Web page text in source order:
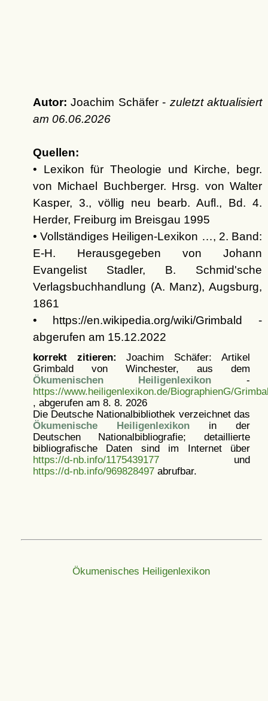
Autor: Joachim Schäfer - zuletzt aktualisiert
am 06.06.2026
Quellen:
• Lexikon für Theologie und Kirche, begr.
von Michael Buchberger. Hrsg. von Walter
Kasper, 3., völlig neu bearb. Aufl., Bd. 4.
Herder, Freiburg im Breisgau 1995
• Vollständiges Heiligen-Lexikon …, 2. Band:
E-H. Herausgegeben von Johann
Evangelist Stadler, B. Schmid'sche
Verlagsbuchhandlung (A. Manz), Augsburg,
1861
• https://en.wikipedia.org/wiki/Grimbald -
abgerufen am 15.12.2022
korrekt zitieren: Joachim Schäfer: Artikel
Grimbald von Winchester, aus dem
Ökumenischen Heiligenlexikon -
https://www.heiligenlexikon.de/BiographienG/
, abgerufen am 8. 8. 2026
Die Deutsche Nationalbibliothek verzeichnet das
Ökumenische Heiligenlexikonin der
Deutschen Nationalbibliografie; detaillierte
bibliografische Daten sind im Internet über
https://d-nb.info/1175439177und
https://d-nb.info/969828497abrufbar.
Ökumenisches Heiligenlexikon